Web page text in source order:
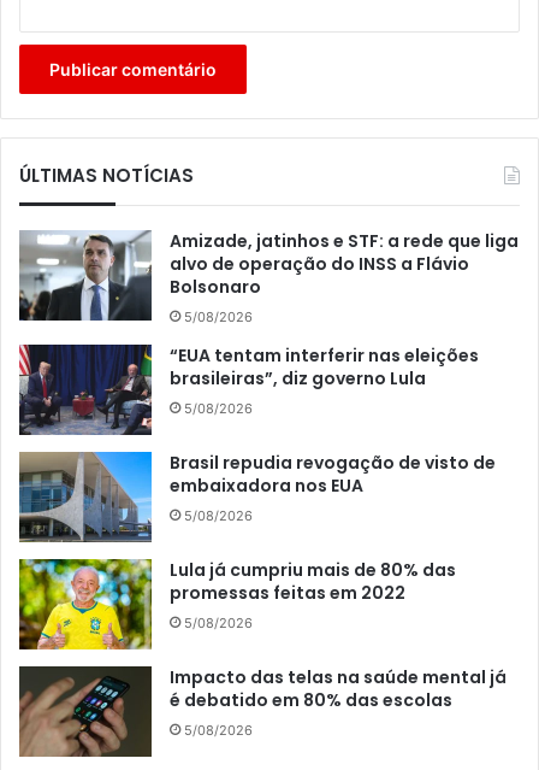
ÚLTIMAS NOTÍCIAS
Amizade, jatinhos e STF: a rede que liga
alvo de operação do INSS a Flávio
Bolsonaro
5/08/2026
“EUA tentam interferir nas eleições
brasileiras”, diz governo Lula
5/08/2026
Brasil repudia revogação de visto de
embaixadora nos EUA
5/08/2026
Lula já cumpriu mais de 80% das
promessas feitas em 2022
5/08/2026
Impacto das telas na saúde mental já
é debatido em 80% das escolas
5/08/2026